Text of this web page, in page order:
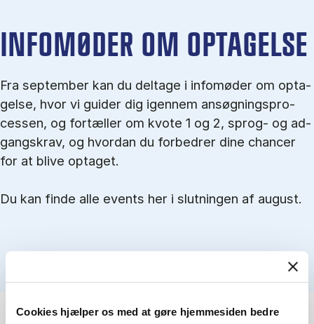
Cookies hjælper os med at gøre hjemmesiden bedre
IN­FO­MØ­DER OM OP­TA­GEL­SE
Fra september kan du del­tage i in­fo­mø­der om op­ta­
gel­se, hvor vi gu­i­der dig igen­nem an­søg­nings­pro­
ces­sen, og for­tæl­ler om kvo­te 1 og 2, sprog- og ad­
gangs­krav, og hvordan du forbedrer dine chancer
for at blive optaget.
Du kan finde alle events her i slutningen af august.